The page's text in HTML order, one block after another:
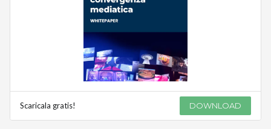
Scaricala gratis! DOWNLOAD